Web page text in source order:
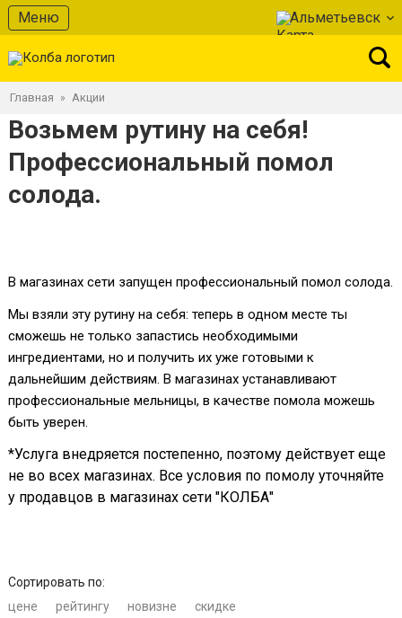
Меню Альметьевск
Главная » Акции
Возьмем рутину на себя!
Профессиональный помол
солода.
В магазинах сети запущен профессиональный помол солода.
Мы взяли эту рутину на себя: теперь в одном месте ты
сможешь не только запастись необходимыми
ингредиентами, но и получить их уже готовыми к
дальнейшим действиям. В магазинах устанавливают
профессиональные мельницы, в качестве помола можешь
быть уверен.
*Услуга внедряется постепенно, поэтому действует еще
не во всех магазинах. Все условия по помолу уточняйте
у продавцов в магазинах сети "КОЛБА"
Сортировать по:
цене
рейтингу новизне скидке